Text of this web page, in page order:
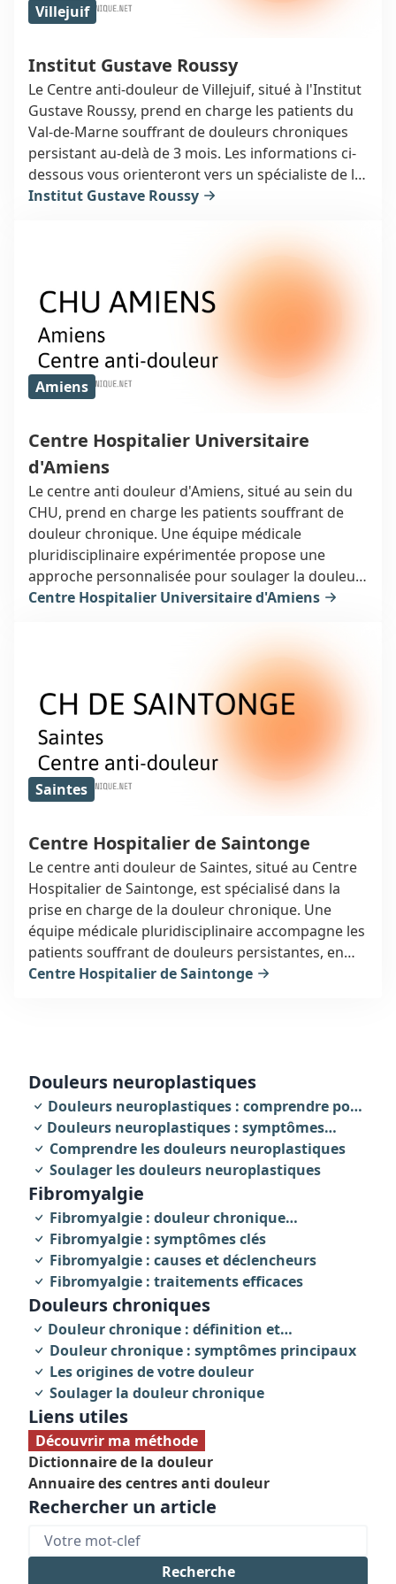
Villejuif
Institut Gustave Roussy
Le Centre anti-douleur de Villejuif, situé à l'Institut
Gustave Roussy, prend en charge les patients du
Val-de-Marne souffrant de douleurs chroniques
persistant au-delà de 3 mois. Les informations ci-
dessous vous orienteront vers un spécialiste de la
douleur à Villejuif, au 39 rue Camille Desmoulins
Institut Gustave Roussy
Amiens
Centre Hospitalier Universitaire
d'Amiens
Le centre anti douleur d'Amiens, situé au sein du
CHU, prend en charge les patients souffrant de
douleur chronique. Une équipe médicale
pluridisciplinaire expérimentée propose une
approche personnalisée pour soulager la douleur
et améliorer la qualité de vie. L'accompagnement
Centre Hospitalier Universitaire d'Amiens
Saintes
Centre Hospitalier de Saintonge
Le centre anti douleur de Saintes, situé au Centre
Hospitalier de Saintonge, est spécialisé dans la
prise en charge de la douleur chronique. Une
équipe médicale pluridisciplinaire accompagne les
patients souffrant de douleurs persistantes, en
proposant des traitements personnalisés et un
Centre Hospitalier de Saintonge
Douleurs chroniques
Douleur chronique : définition et
caractéristiques
Douleur chronique : symptômes principaux
Les origines de votre douleur
Soulager la douleur chronique
fibromyalgie
Fibromyalgie : douleur chronique
invalidante
Fibromyalgie : symptômes clés
Fibromyalgie : causes et déclencheurs
Fibromyalgie : traitements efficaces
douleurs neuroplastiques
Douleurs neuroplastiques : comprendre pour
agir
Douleurs neuroplastiques : symptômes
révélateurs
Comprendre les douleurs neuroplastiques
Soulager les douleurs neuroplastiques
Rechercher un article
Liens utiles
Découvrir ma méthode
Dictionnaire de la douleur
Annuaire des centres anti douleur